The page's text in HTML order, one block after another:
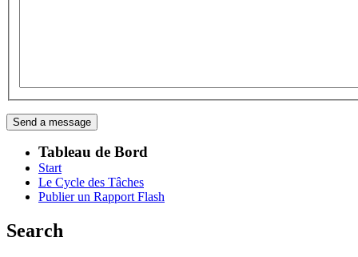
Tableau de Bord
Start
Le Cycle des Tâches
Publier un Rapport Flash
Search